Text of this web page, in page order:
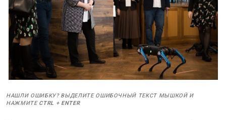
НАШЛИ ОШИБКУ? ВЫДЕЛИТЕ ОШИБОЧНЫЙ ТЕКСТ МЫШКОЙ И
НАЖМИТЕ CTRL + ENTER